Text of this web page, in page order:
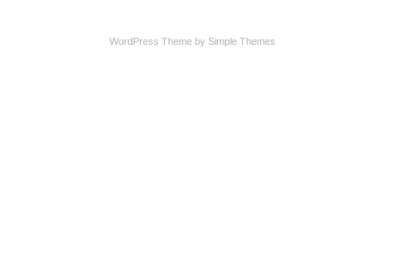
WordPress Theme by Simple Themes